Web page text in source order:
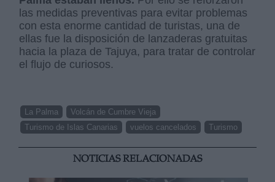
las medidas preventivas para evitar problemas
con esta enorme cantidad de turistas, una de
ellas fue la disposición de lanzaderas gratuitas
hacia la plaza de Tajuya, para tratar de controlar
el flujo de curiosos.
La Palma
Volcán de Cumbre Vieja
Turismo de Islas Canarias
vuelos cancelados Turismo
NOTICIAS RELACIONADAS